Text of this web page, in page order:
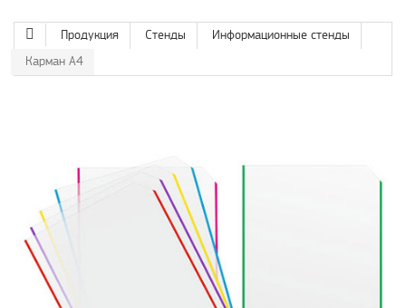
Продукция Стенды
Информационные стенды
Карман А4